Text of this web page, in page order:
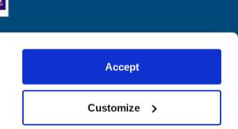
Accept
Customize